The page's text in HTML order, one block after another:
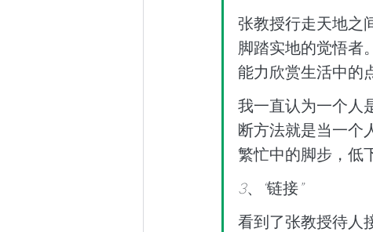
张教授行走天地之
脚踏实地的觉悟者
能力欣赏生活中的
我一直认为一个人
断方法就是当一个
繁忙中的脚步，低
3、 “链接”
看到了张教授待人